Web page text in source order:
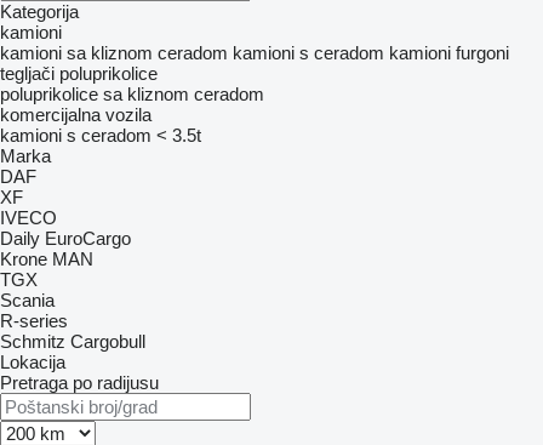
Kategorija
kamioni
kamioni sa kliznom ceradom kamioni s ceradom kamioni furgoni
tegljači poluprikolice
poluprikolice sa kliznom ceradom
komercijalna vozila
kamioni s ceradom < 3.5t
Marka
DAF
XF
IVECO
Daily EuroCargo
Krone MAN
TGX
Scania
R-series
Schmitz Cargobull
Lokacija
Pretraga po radijusu